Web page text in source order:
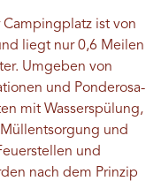
Campingplatz ist von
liegt nur 0,6 Meilen
Umgeben von
und Ponderosa-
mit Wasserspülung,
und
und
nach dem Prinzip